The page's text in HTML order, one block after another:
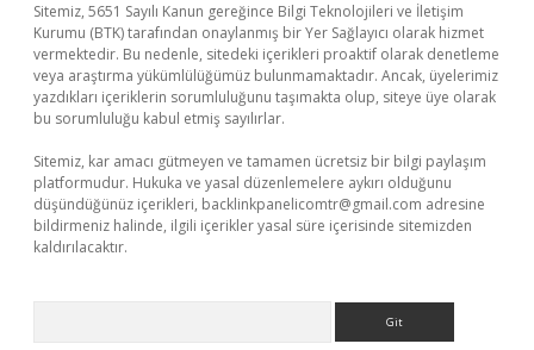
Sitemiz, 5651 Sayılı Kanun gereğince Bilgi Teknolojileri ve İletişim
Kurumu (BTK) tarafından onaylanmış bir Yer Sağlayıcı olarak hizmet
vermektedir. Bu nedenle, sitedeki içerikleri proaktif olarak denetleme
veya araştırma yükümlülüğümüz bulunmamaktadır. Ancak, üyelerimiz
yazdıkları içeriklerin sorumluluğunu taşımakta olup, siteye üye olarak
bu sorumluluğu kabul etmiş sayılırlar.
Sitemiz, kar amacı gütmeyen ve tamamen ücretsiz bir bilgi paylaşım
platformudur. Hukuka ve yasal düzenlemelere aykırı olduğunu
düşündüğünüz içerikleri, backlinkpanelicomtr@gmail.com adresine
bildirmeniz halinde, ilgili içerikler yasal süre içerisinde sitemizden
kaldırılacaktır.